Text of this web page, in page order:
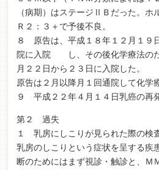
（病期）はステージⅡＢだった。ホ
Ｒ２：３＋で予後不良。
８ 原告は、平成１８年１２月１９
院に入院 し、その後化学療法の
月２２日から２３日に入院した。
原告は２月以降月１回通院して化学
９ 平成２２年４月１４日乳癌の再
第２ 過失
１ 乳房にしこりが見られた際の検
乳房のしこりという症状を呈する疾
断のためにはまず視診・触診と、Ｍ